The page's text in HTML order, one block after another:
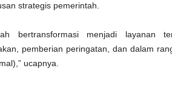
strategis pemerintah.
bertransformasi menjadi layanan
pemberian peringatan, dan dalam
ucapnya.